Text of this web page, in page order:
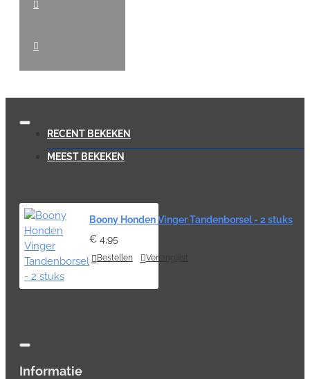
RECENT BEKEKEN
MEEST BEKEKEN
Boony Honden Vinger Tandenborsel - 2 stuks
€ 4,95
Bestellen Verlanglijst
Informatie